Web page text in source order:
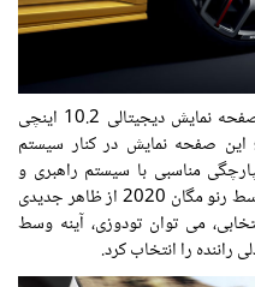
رنو همچنین برای اولین بار با ارائه یک صفحه نمایش دیجیتالی 10.2 اینچی
کرده است؛ این صفحه نمایش در کنار سیستم
اینچی رنو یکپارچگی مناسبی با سیستم راهبری و
همچنین تلفن های هوشمند دارد. کنسول وسط رنو مگان 2020 از ظاهر جدیدی
می توان تودوزی، آینه وسط
راننده را انتخاب کرد.